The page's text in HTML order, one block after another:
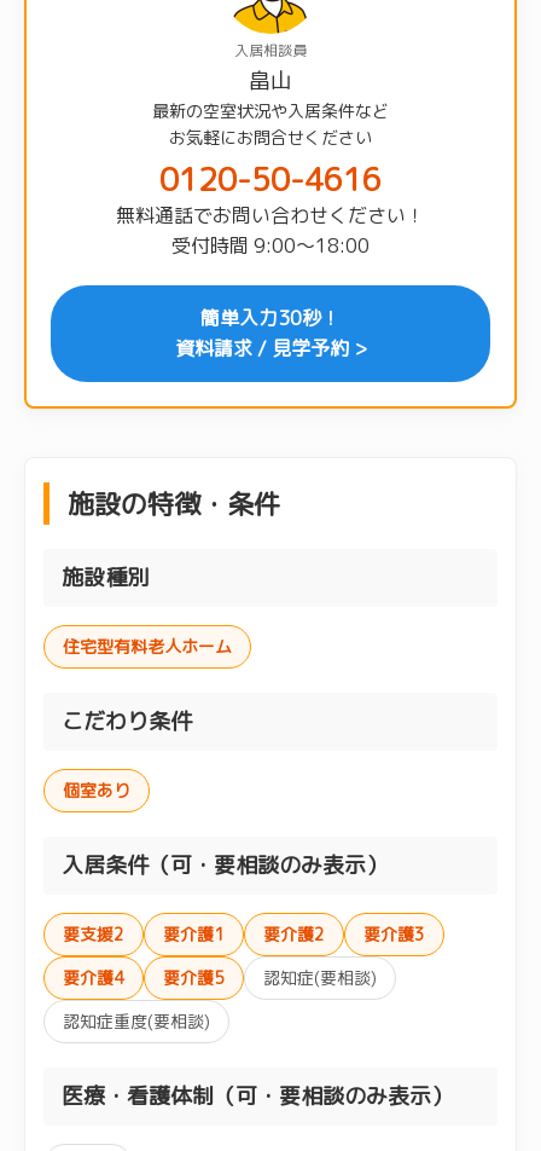
入居相談員
畠山
最新の空室状況や入居条件など
お気軽にお問合せください
0120-50-4616
無料通話でお問い合わせください！
受付時間 9:00〜18:00
簡単入力30秒！
資料請求 / 見学予約 >
施設の特徴・条件
施設種別
住宅型有料老人ホーム
こだわり条件
個室あり
入居条件（可・要相談のみ表示）
要支援2 要介護1 要介護2
要介護3
要介護4
要介護5
認知症(要相談)
認知症重度(要相談)
医療・看護体制（可・要相談のみ表示）